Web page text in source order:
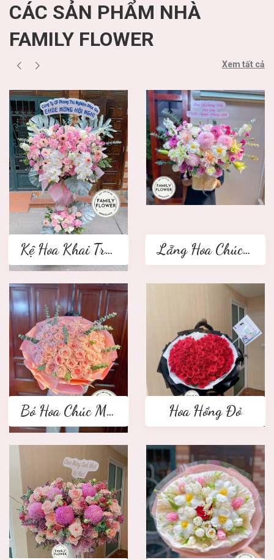
CÁC SẢN PHẨM NHÀ
FAMILY FLOWER
Xem tất cả
Kệ Hoa Khai Trương 2 tầng Lẵng Hoa Chúc Mừng
Bó Hoa Chúc Mừng Hoa Hồng Đỏ